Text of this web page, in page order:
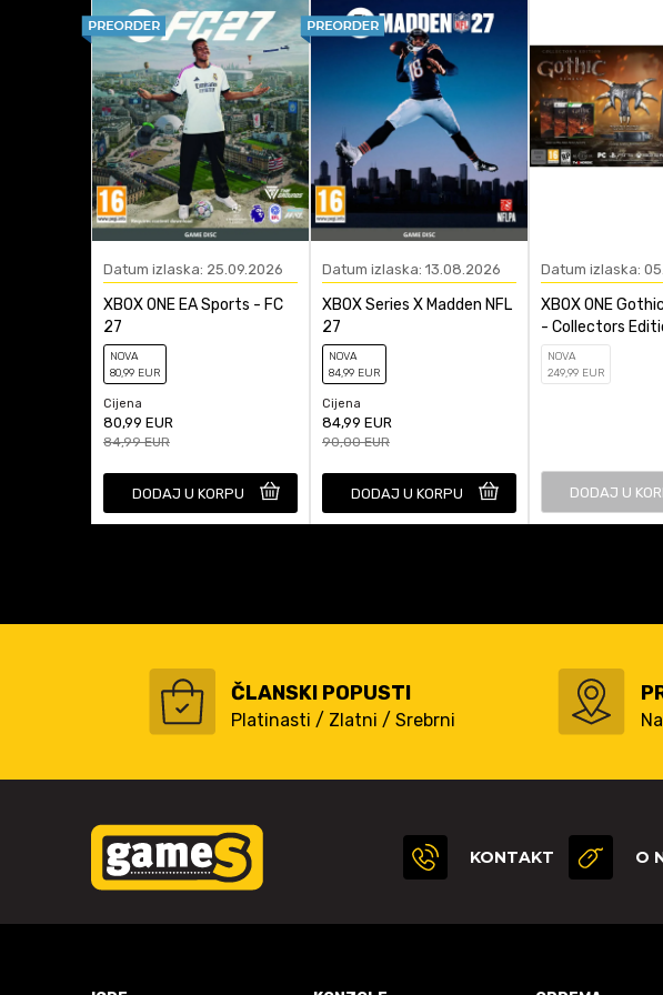
Anti-spam zaštita - izračunajte koliko je 6 - 1
Platforma
Datum izlaska: 25.09.2026
XBOX ONE EA Sports - FC
27
NOVA
80,99 EUR
Cijena
80,99 EUR
84,99EUR
DODAJ U KORPU
Datum izlaska: 13.08.2026
XBOX Series X Madden NFL
27
NOVA
84,99 EUR
Cijena
84,99 EUR
90,00EUR
DODAJ U KORPU
Datum izlaska:
XBOX ONE
- Collectors
NOVA
249,99 EUR
DODAJ U
ČLANSKI POPUSTI
Platinasti / Zlatni / Srebrni
KONTAKT O